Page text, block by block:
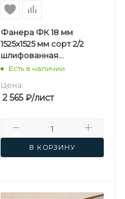
Фанера ФК 18 мм
1525х1525 мм сорт 2/2
шлифованная
березовая
Есть в наличии
Цена:
2 565₽/лист
В КОРЗИНУ